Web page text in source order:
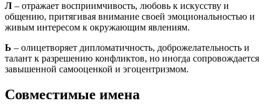
Л – отражает восприимчивость, любовь к искусству и
общению, притягивая внимание своей эмоциональностью и
живым интересом к окружающим явлениям.
Ь – олицетворяет дипломатичность, доброжелательность и
талант к разрешению конфликтов, но иногда сопровождается
завышенной самооценкой и эгоцентризмом.
Совместимые имена